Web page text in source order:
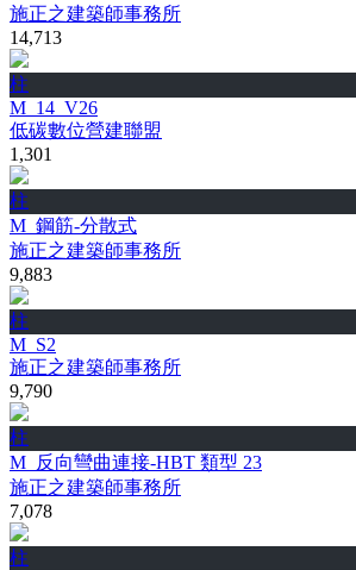
施正之建築師事務所
14,713
柱
M_14_V26
低碳數位營建聯盟
1,301
柱
M_鋼筋-分散式
施正之建築師事務所
9,883
柱
M_S2
施正之建築師事務所
9,790
柱
M_反向彎曲連接-HBT 類型 23
施正之建築師事務所
7,078
柱